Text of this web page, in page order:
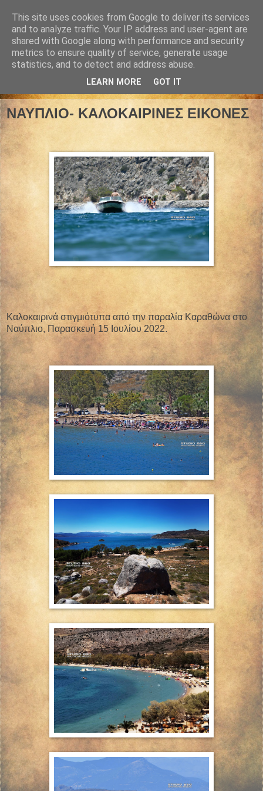
ΝΑΥΠΛΙΟ- ΚΑΛΟΚΑΙΡΙΝΕΣ ΕΙΚΟΝΕΣ
Καλοκαιρινά στιγμιότυπα από την παραλία Καραθώνα στο
Ναύπλιο, Παρασκευή 15 Ιουλίου 2022.
This site uses cookies from Google to deliver its services
and to analyze traffic. Your IP address and user-agent are
shared with Google along with performance and security
metrics to ensure quality of service, generate usage
statistics, and to detect and address abuse.
LEARN MORE GOT IT